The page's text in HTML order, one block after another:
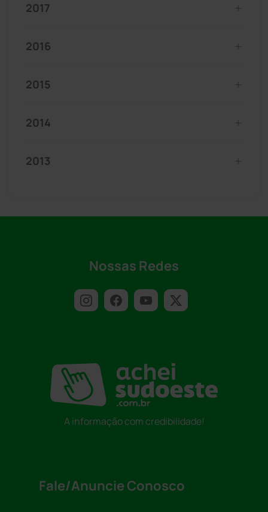
2017
2016
2015
2014
2013
Nossas Redes
A informação com credibilidade!
Fale/Anuncie Conosco